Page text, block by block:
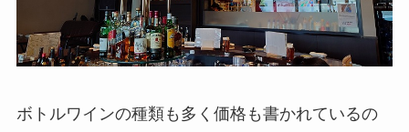
ボトルワインの種類も多く価格も書かれているの